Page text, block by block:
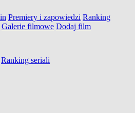
Premiery i zapowiedzi Ranking
Galerie filmowe Dodaj film
Ranking seriali